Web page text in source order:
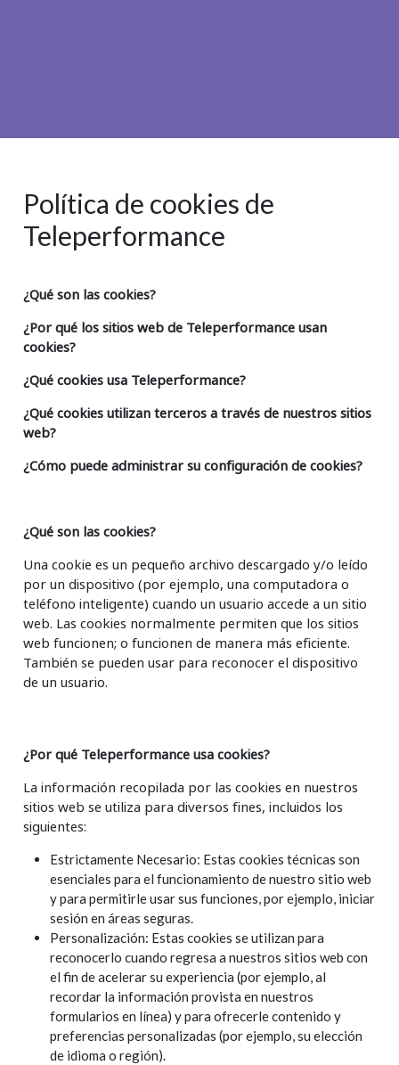
Política de cookies de
Teleperformance
¿Qué son las cookies?
¿Por qué los sitios web de Teleperformance usan
cookies?
¿Qué cookies usa Teleperformance?
¿Qué cookies utilizan terceros a través de nuestros sitios
web?
¿Cómo puede administrar su configuración de cookies?
¿Qué son las cookies?
Una cookie es un pequeño archivo descargado y/o leído
por un dispositivo (por ejemplo, una computadora o
teléfono inteligente) cuando un usuario accede a un sitio
web. Las cookies normalmente permiten que los sitios
web funcionen; o funcionen de manera más eficiente.
También se pueden usar para reconocer el dispositivo
de un usuario.
¿Por qué Teleperformance usa cookies?
La información recopilada por las cookies en nuestros
sitios web se utiliza para diversos fines, incluidos los
siguientes:
Estrictamente Necesario: Estas cookies técnicas son
esenciales para el funcionamiento de nuestro sitio web
y para permitirle usar sus funciones, por ejemplo, iniciar
sesión en áreas seguras.
Personalización: Estas cookies se utilizan para
reconocerlo cuando regresa a nuestros sitios web con
el fin de acelerar su experiencia (por ejemplo, al
recordar la información provista en nuestros
formularios en línea) y para ofrecerle contenido y
preferencias personalizadas (por ejemplo, su elección
de idioma o región).